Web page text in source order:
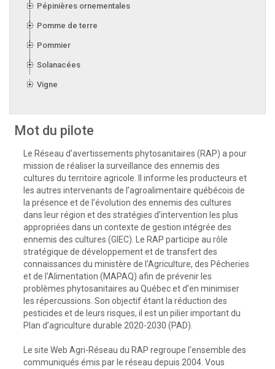
Pépinières ornementales
Pomme de terre
Pommier
Solanacées
Vigne
Mot du pilote
Le Réseau d’avertissements phytosanitaires (RAP) a pour
mission de réaliser la surveillance des ennemis des
cultures du territoire agricole. Il informe les producteurs et
les autres intervenants de l’agroalimentaire québécois de
la présence et de l’évolution des ennemis des cultures
dans leur région et des stratégies d’intervention les plus
appropriées dans un contexte de gestion intégrée des
ennemis des cultures (GIEC). Le RAP participe au rôle
stratégique de développement et de transfert des
connaissances du ministère de l'Agriculture, des Pêcheries
et de l'Alimentation (MAPAQ) afin de prévenir les
problèmes phytosanitaires au Québec et d’en minimiser
les répercussions. Son objectif étant la réduction des
pesticides et de leurs risques, il est un pilier important du
Plan d’agriculture durable 2020-2030 (PAD).
Le site Web Agri-Réseau du RAP regroupe l’ensemble des
communiqués émis par le réseau depuis 2004. Vous